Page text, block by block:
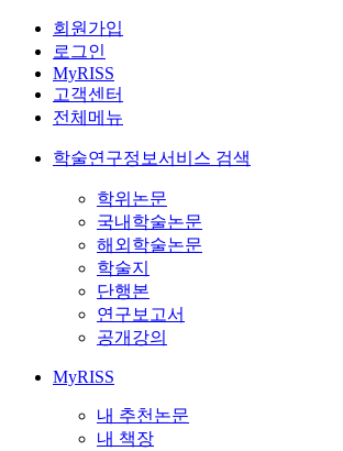
회원가입
로그인
MyRISS
고객센터
전체메뉴
학술연구정보서비스 검색
학위논문
국내학술논문
해외학술논문
학술지
단행본
연구보고서
공개강의
MyRISS
내 추천논문
내 책장